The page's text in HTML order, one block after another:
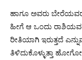
ಹಾಗೂ ಅವರು ಬೇರೆಯವರ
ಹೀಗೆ ಆ ಒಂದು
ರೀತಿಯಾಗಿ ಇರುತ್ತದೆ
ತಿಳಿದುಕೊಳ್ಳುತ್ತಾ